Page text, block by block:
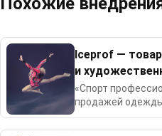
Iceprof —
и
«Спорт
продажей одежды
фигурным
гимнастикой.